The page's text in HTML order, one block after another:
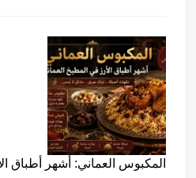
المكبوس العماني: أشهر أطباق